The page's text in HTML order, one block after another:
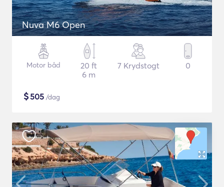
Nuva M6 Open
Motor båd
20 ft
6 m
7 Krydstogt 0
$505 /dag